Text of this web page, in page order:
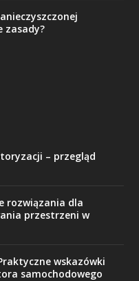
zasady?
– przegląd
rozwiązania dla
przestrzeni w
wskazówki
samochodowego